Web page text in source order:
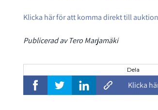
Klicka här för att komma direkt till
Publicerad av Tero Marjamäki
Dela
Klicka